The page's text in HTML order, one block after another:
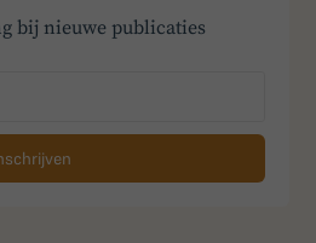
bij nieuwe publicaties